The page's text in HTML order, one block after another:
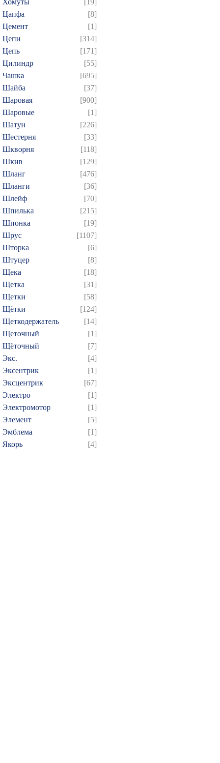
Хомуты
[19]
Цапфа
[8]
Цемент
[1]
Цепи
[314]
Цепь
[171]
Цилиндр
[55]
Чашка
[695]
Шайба
[37]
Шаровая
[900]
Шаровые
[1]
Шатун
[226]
Шестерня
[33]
Шкворня
[118]
Шкив
[129]
Шланг
[476]
Шланги
[36]
Шлейф
[70]
Шпилька
[215]
Шпонка
[19]
Шрус
[1107]
Шторка
[6]
Штуцер
[8]
Щека
[18]
Щетка
[31]
Щетки
[58]
Щётки
[124]
Щеткодержатель
[14]
Щеточный
[1]
Щёточный
[7]
Экс.
[4]
Эксентрик
[1]
Эксцентрик
[67]
Электро
[1]
Электромотор
[1]
Элемент
[5]
Эмблема
[1]
Якорь
[4]